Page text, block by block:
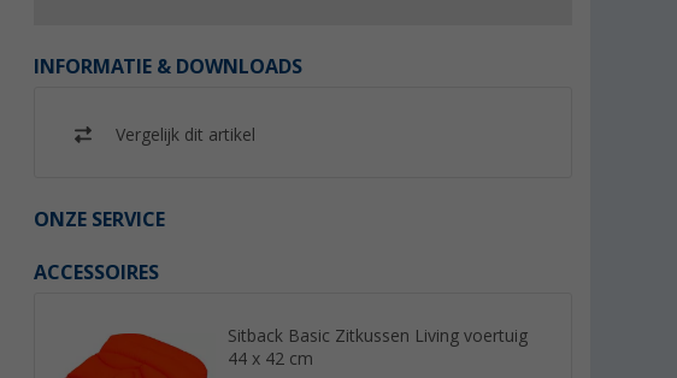
INFORMATIE & DOWNLOADS
Vergelijk dit artikel
ONZE SERVICE
ACCESSOIRES
Sitback Basic Zitkussen Living voertuig
44 x 42 cm
bedclipsysteem 70/80 x 200
bank / San Pedro stoel /
Livorno ligstoel
topper 80x190